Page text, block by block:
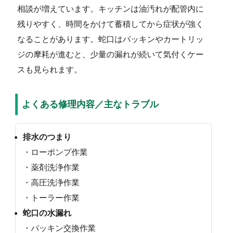
相談が増えています。キッチンは油汚れが配管内に
残りやすく、時間をかけて蓄積してから症状が強く
なることがあります。蛇口はパッキンやカートリッ
ジの摩耗が進むと、少量の漏れが続いて気付くケー
スも見られます。
よくある修理内容／主なトラブル
排水のつまり
・ローポンプ作業
・薬剤洗浄作業
・高圧洗浄作業
・トーラー作業
蛇口の水漏れ
・パッキン交換作業